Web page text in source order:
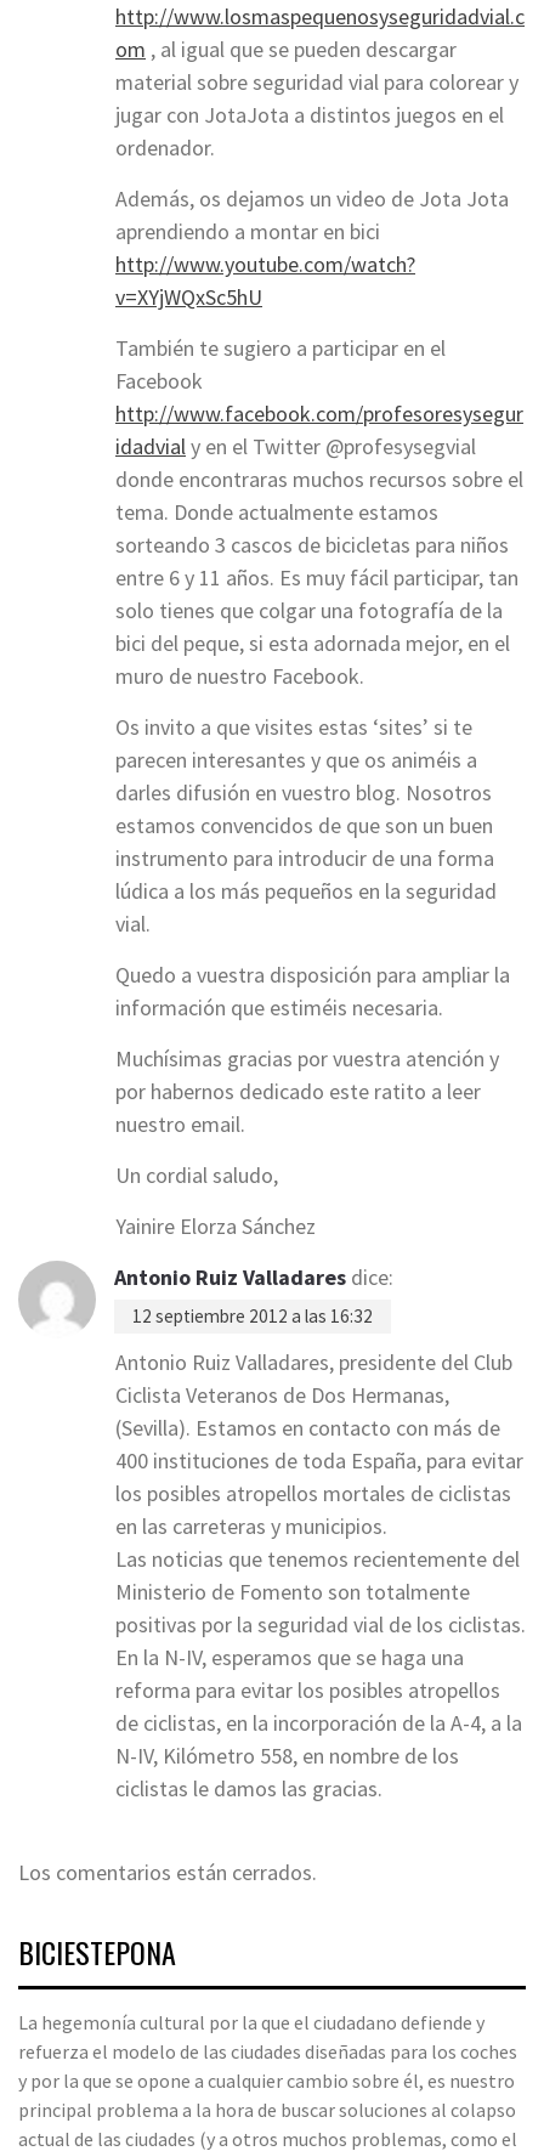
http://www.losmaspequenosyseguridadvial.c
om , al igual que se pueden descargar
material sobre seguridad vial para colorear y
jugar con JotaJota a distintos juegos en el
ordenador.
Además, os dejamos un video de Jota Jota
aprendiendo a montar en bici
http://www.youtube.com/watch?
v=XYjWQxSc5hU
También te sugiero a participar en el
Facebook
http://www.facebook.com/profesoresysegur
idadvialy en el Twitter @profesysegvial
donde encontraras muchos recursos sobre el
tema. Donde actualmente estamos
sorteando 3 cascos de bicicletas para niños
entre 6 y 11 años. Es muy fácil participar, tan
solo tienes que colgar una fotografía de la
bici del peque, si esta adornada mejor, en el
muro de nuestro Facebook.
Os invito a que visites estas ‘sites’ si te
parecen interesantes y que os animéis a
darles difusión en vuestro blog. Nosotros
estamos convencidos de que son un buen
instrumento para introducir de una forma
lúdica a los más pequeños en la seguridad
vial.
Quedo a vuestra disposición para ampliar la
información que estiméis necesaria.
Muchísimas gracias por vuestra atención y
por habernos dedicado este ratito a leer
nuestro email.
Un cordial saludo,
Yainire Elorza Sánchez
Antonio Ruiz Valladares dice:
12 septiembre 2012 a las 16:32
Antonio Ruiz Valladares, presidente del Club
Ciclista Veteranos de Dos Hermanas,
(Sevilla). Estamos en contacto con más de
400 instituciones de toda España, para evitar
los posibles atropellos mortales de ciclistas
en las carreteras y municipios.
Las noticias que tenemos recientemente del
Ministerio de Fomento son totalmente
positivas por la seguridad vial de los ciclistas.
En la N-IV, esperamos que se haga una
reforma para evitar los posibles atropellos
de ciclistas, en la incorporación de la A-4, a la
N-IV, Kilómetro 558, en nombre de los
ciclistas le damos las gracias.
Los comentarios están cerrados.
BICIESTEPONA
La hegemonía cultural por la que el ciudadano defiende y
refuerza el modelo de las ciudades diseñadas para los coches
y por la que se opone a cualquier cambio sobre él, es nuestro
principal problema a la hora de buscar soluciones al colapso
actual de las ciudades (y a otros muchos problemas, como el